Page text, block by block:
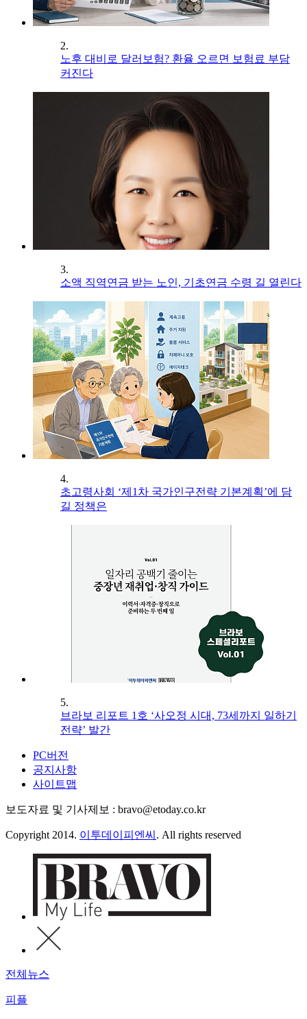
2.
노후 대비로 달러보험? 환율 오르면 보험료 부담
커진다
3.
소액 직역연금 받는 노인, 기초연금 수령 길 열린다
4.
초고령사회 ‘제1차 국가인구전략 기본계획’에 담
길 정책은
5.
브라보 리포트 1호 ‘사오정 시대, 73세까지 일하기
전략’ 발간
PC버전
공지사항
사이트맵
보도자료 및 기사제보 : bravo@etoday.co.kr
Copyright 2014. 이투데이피엔씨 . All rights reserved
전체뉴스
피플